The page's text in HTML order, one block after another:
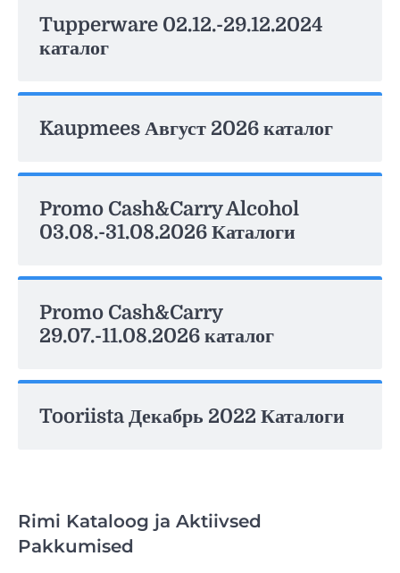
Tupperware 02.12.-29.12.2024
каталог
Kaupmees Август 2026 каталог
Promo Cash&Carry Alcohol
03.08.-31.08.2026 Каталоги
Promo Cash&Carry
29.07.-11.08.2026 каталог
Tooriista Декабрь 2022 Каталоги
Rimi Kataloog ja Aktiivsed
Pakkumised